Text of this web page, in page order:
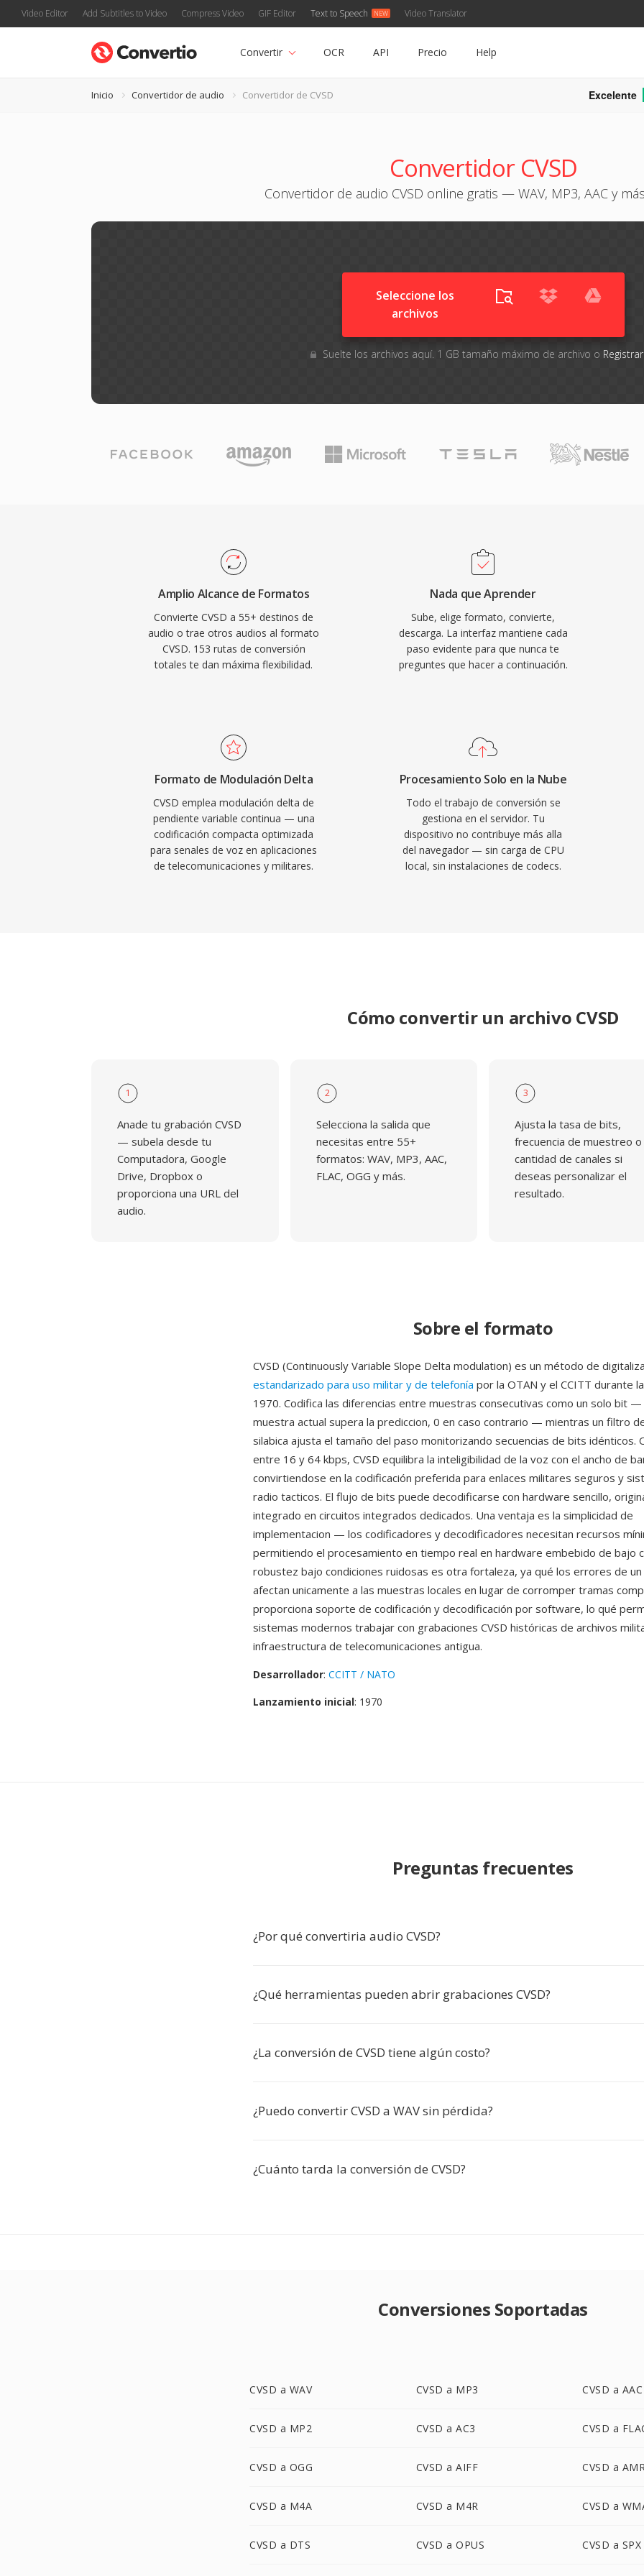
Video Editor Add Subtitles to Video Compress Video GIF Editor Text to Speech Video Translator
Convertir OCR API Precio Help
Inicio Convertidor de audio Convertidor de CVSD Excelente
Convertidor CVSD
Convertidor de audio CVSD online gratis — WAV, MP3, AAC y
Seleccione los
archivos
Suelte los archivos aquí. 1 GB tamaño máximo de archivo o
Amplio Alcance de Formatos
Convierte CVSD a 55+ destinos de
audio o trae otros audios al formato
CVSD. 153 rutas de conversión
totales te dan máxima flexibilidad.
Nada que Aprender
Sube, elige formato, convierte,
descarga. La interfaz mantiene cada
paso evidente para que nunca te
preguntes que hacer a continuación.
Formato de Modulación Delta
CVSD emplea modulación delta de
pendiente variable continua — una
codificación compacta optimizada
para senales de voz en aplicaciones
de telecomunicaciones y militares.
Procesamiento Solo en la Nube
Todo el trabajo de conversión se
gestiona en el servidor. Tu
dispositivo no contribuye más alla
del navegador — sin carga de CPU
local, sin instalaciones de codecs.
Cómo convertir un archivo CVSD
1
Anade tu grabación CVSD
— subela desde tu
Computadora, Google
Drive, Dropbox o
proporciona una URL del
audio.
2
Selecciona la salida que
necesitas entre 55+
formatos: WAV, MP3, AAC,
FLAC, OGG y más.
3
Ajusta la tasa de bits,
frecuencia de muestreo o
cantidad de canales si
deseas personalizar el
resultado.
Sobre el formato
CVSD (Continuously Variable Slope Delta modulation) es un método de
estandarizado para uso militar y de telefonía por la OTAN y el CCITT durante
1970. Codifica las diferencias entre muestras consecutivas como un solo bit —
muestra actual supera la prediccion, 0 en caso contrario — mientras un filtro
silabica ajusta el tamaño del paso monitorizando secuencias de bits idénticos.
entre 16 y 64 kbps, CVSD equilibra la inteligibilidad de la voz con el ancho de
convirtiendose en la codificación preferida para enlaces militares seguros y
radio tacticos. El flujo de bits puede decodificarse con hardware sencillo,
integrado en circuitos integrados dedicados. Una ventaja es la simplicidad de
implementacion — los codificadores y decodificadores necesitan recursos
permitiendo el procesamiento en tiempo real en hardware embebido de bajo
robustez bajo condiciones ruidosas es otra fortaleza, ya qué los errores de
afectan unicamente a las muestras locales en lugar de corromper tramas
proporciona soporte de codificación y decodificación por software, lo qué
sistemas modernos trabajar con grabaciones CVSD históricas de archivos
infraestructura de telecomunicaciones antigua.
Desarrollador: CCITT / NATO
Lanzamiento inicial: 1970
Preguntas frecuentes
¿Por qué convertiria audio CVSD?
¿Qué herramientas pueden abrir grabaciones CVSD?
¿La conversión de CVSD tiene algún costo?
¿Puedo convertir CVSD a WAV sin pérdida?
¿Cuánto tarda la conversión de CVSD?
Conversiones Soportadas
CVSD a WAV CVSD a MP3 CVSD a AAC
CVSD a MP2 CVSD a AC3 CVSD a
CVSD a OGG CVSD a AIFF CVSD a
CVSD a M4A CVSD a M4R CVSD a
CVSD a DTS CVSD a OPUS CVSD a SPX